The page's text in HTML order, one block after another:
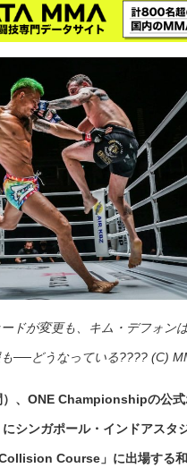
ードが変更も、キム・デフォン
──どうなっている???? (C)
）、ONE Championshipの公
シンガポール・インドアスタ
Course」に出場する